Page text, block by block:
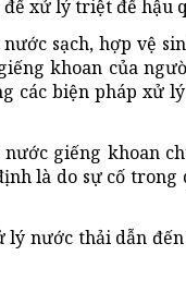
xử lý triệt để hậu
sạch, hợp vệ
khoan của
các biện pháp xử
giếng khoan
là do sự cố
nước thải dẫn